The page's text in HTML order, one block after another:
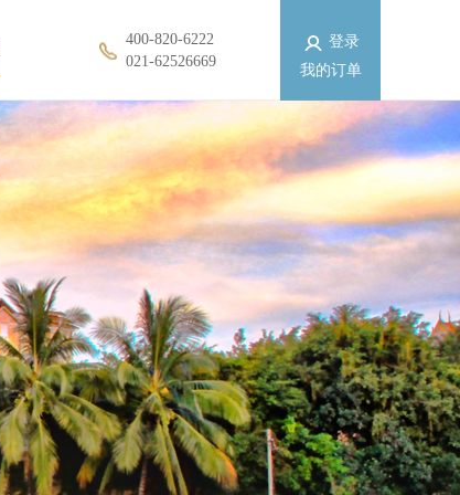
400-820-6222
021-62526669
登录
我的订单